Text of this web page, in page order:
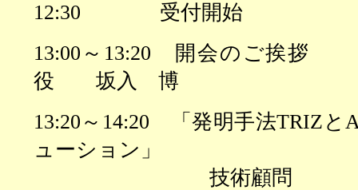
12:30
受付開始
13:00 ～ 13:20 開会のご挨拶
役 坂入 博
13:20 ～ 14:20 「発明手法TRIZ と
ューション」
技術顧問